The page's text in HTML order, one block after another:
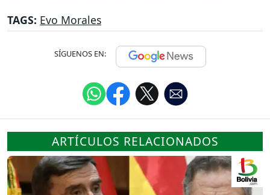
TAGS: Evo Morales
SÍGUENOS EN:
ARTÍCULOS RELACIONADOS